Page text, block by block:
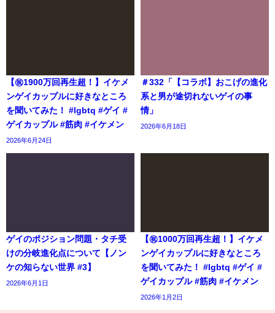
【㊗️1900万回再生超！】イケメ
ンゲイカップルに好きなところ
を聞いてみた！ #lgbtq #ゲイ #
ゲイカップル #筋肉 #イケメン
2026年6月24日
＃332「【コラボ】おこげの進化
系と男が途切れないゲイの事
情」
2026年6月18日
ゲイのポジション問題・タチ受
けの分岐進化点について【ノン
ケの知らない世界 #3】
2026年6月1日
【㊗️1000万回再生超！】イケメ
ンゲイカップルに好きなところ
を聞いてみた！ #lgbtq #ゲイ #
ゲイカップル #筋肉 #イケメン
2026年1月2日